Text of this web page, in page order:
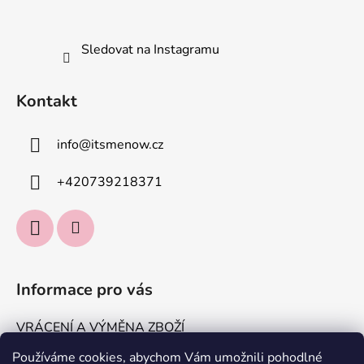
Používáme cookies, abychom Vám umožnili pohodlné
Sledovat na Instagramu
Kontakt
info@itsmenow.cz
+420739218371
Informace pro vás
VRÁCENÍ A VÝMĚNA ZBOŽÍ
DOPRAVA A PLATBA